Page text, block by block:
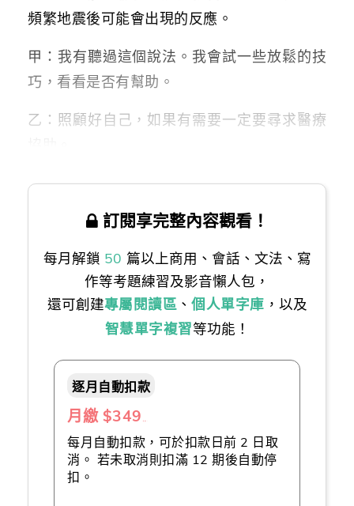
頻繁地震後可能會出現的反應。
甲：我有聽過這個說法。我會試一些放鬆的技
巧，看看是否有幫助。
乙：照顧好自己，如果有需要一定要尋求醫療
訂閱享完整內容觀看！
每月解鎖 50 篇以上商用、會話、文法、寫
作等考題練習及影音懶人包，
還可創建專屬閱讀區 、 個人單字庫 ，以及
智慧單字複習等功能！
逐月自動扣款
月繳 $349
每月自動扣款，可於扣款日前 2 日取
消。 若未取消則扣滿 12 期後自動停
扣。